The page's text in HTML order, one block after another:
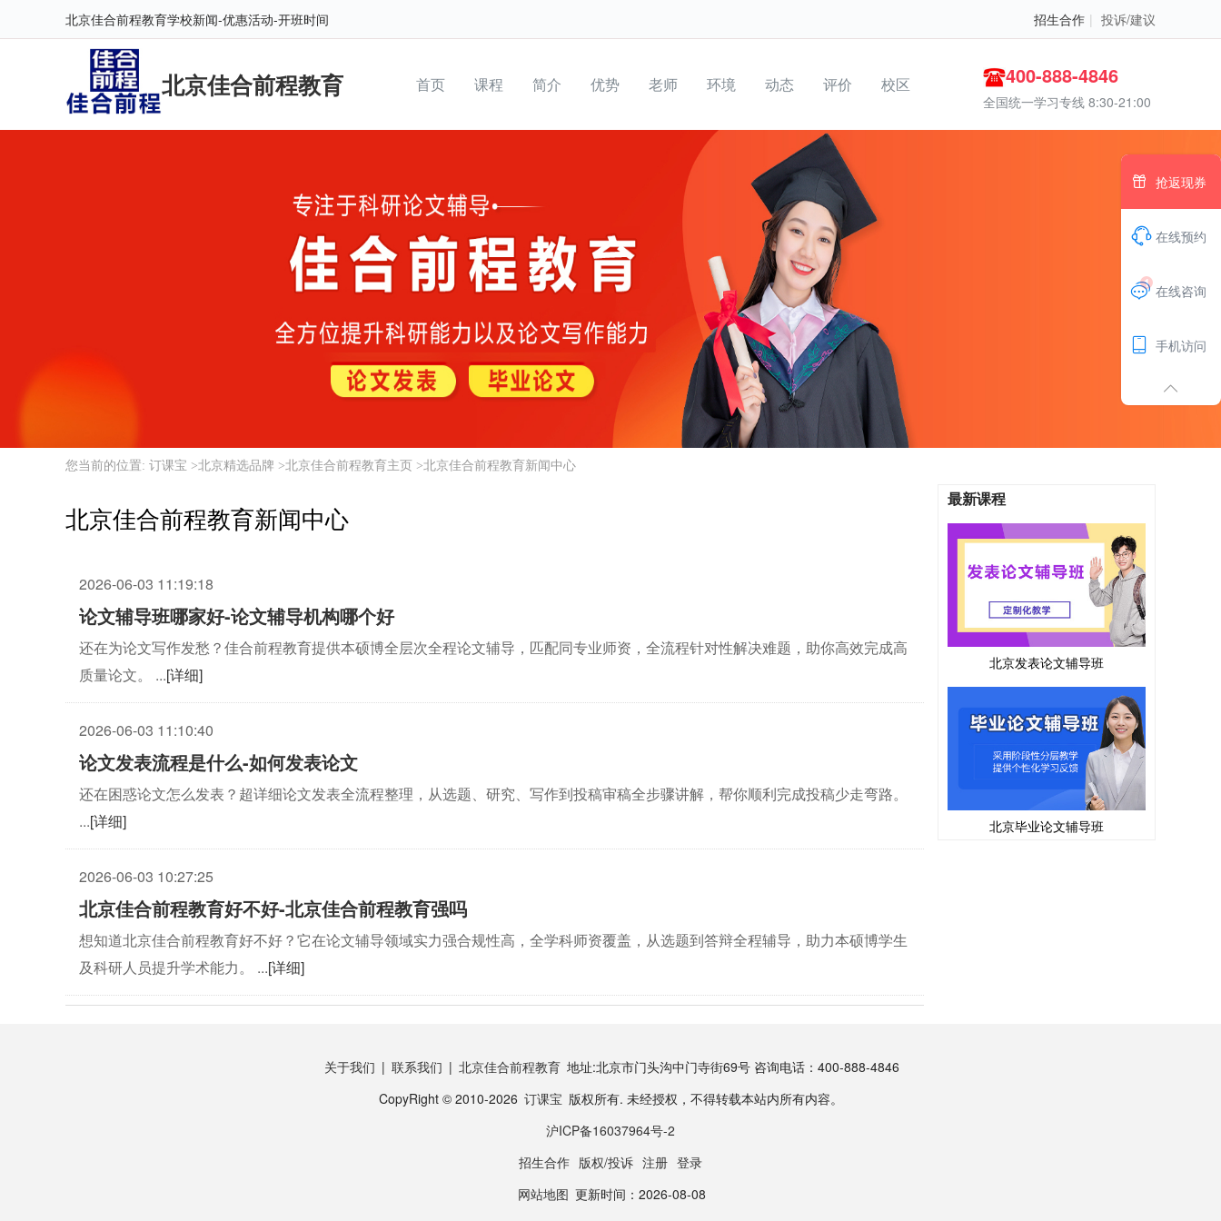
北京佳合前程教育学校新闻-优惠活动-开班时间 招生合作 | 投诉/建议
北京佳合前程教育 首页 课程 简介 优势 老师 环境 动态 评价 校区 400-888-4846
全国统一学习专线 8:30-21:00
您当前的位置: 订课宝 >北京精选品牌 >北京佳合前程教育主页 >北京佳合前程教育新闻中心
北京佳合前程教育新闻中心
2026-06-03 11:19:18
论文辅导班哪家好-论文辅导机构哪个好
还在为论文写作发愁？佳合前程教育提供本硕博全层次全程论文辅导，匹配同专业师资，全流程针对性解决难题，助你高效完成高
质量论文。 ...[详细]
2026-06-03 11:10:40
论文发表流程是什么-如何发表论文
还在困惑论文怎么发表？超详细论文发表全流程整理，从选题、研究、写作到投稿审稿全步骤讲解，帮你顺利完成投稿少走弯路。
...[详细]
2026-06-03 10:27:25
北京佳合前程教育好不好-北京佳合前程教育强吗
想知道北京佳合前程教育好不好？它在论文辅导领域实力强合规性高，全学科师资覆盖，从选题到答辩全程辅导，助力本硕博学生
及科研人员提升学术能力。 ...[详细]
最新课程
北京发表论文辅导班
北京毕业论文辅导班
关于我们 | 联系我们 | 北京佳合前程教育 地址:北京市门头沟中门寺街69号 咨询电话：400-888-4846
CopyRight © 2010-2026 订课宝 版权所有. 未经授权，不得转载本站内所有内容。
沪ICP备16037964号-2
招生合作 版权/投诉 注册 登录
网站地图 更新时间：2026-08-08
 抢返现券
 在线预约

1 在线咨询
 手机访问